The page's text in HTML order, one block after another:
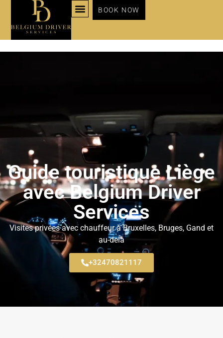
BOOK NOW
Guide touristique Liège
avec Belgium Driver
Services
Visites privées avec chauffeur à Bruxelles, Bruges, Gand et
au-delà
+32470821117